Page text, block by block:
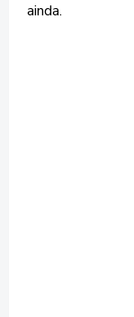
ainda.